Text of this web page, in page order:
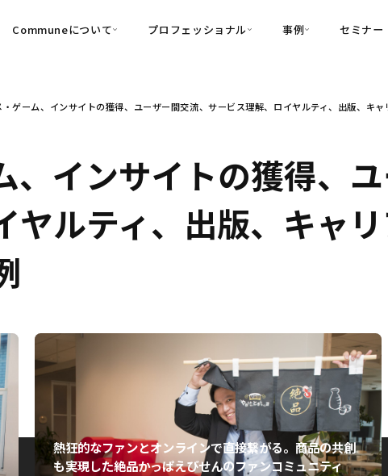
Communeについて
可視化
育成
・Commune Voice ・Commune
信頼を醸成する信頼起点経営基盤
・Commune CRM（旧：
SuccessHub）
社内コミュニケーションの変革を支援
プロフェッショナル
・Customer-Led Growth
事例
導入事例
セミナー
・ゲーム、インサイトの獲得、ユーザー間交流、サービス理解、ロイヤルティ、出版、キ
、インサイトの獲得、
ヤルティ、出版、キャ
熱狂的なファンとオンラインで直接繋がる。商品の共創
も実現した絶品かっぱえびせんのファンコミュニティ